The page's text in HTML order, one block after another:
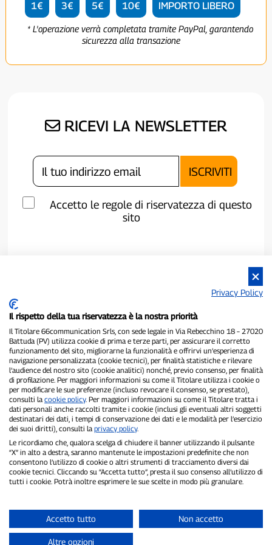
1€ 3€ 5€ 10€ IMPORTO LIBERO
* L'operazione verrà completata tramite PayPal, garantendo
sicurezza alla transazione
RICEVI LA NEWSLETTER
Accetto le regole di riservatezza di questo
sito
P300.it è una Testata Giornalistica indipendente
Registrazione numero 1/2021 del 1/2/2021 - Tribunale di Pavia
Proprietario ed editore:66communication Srls- P.IVA
02798890188
Direttore Responsabile:Alessandro Secchi- Vicedirettore:Federico
Benedusi
Privacy Policy- Cookie Policy
"Se è successo davvero, lo trovi su P300.it"
Copyright © P300.it 2012-2026
Privacy Policy
Il rispetto della tua riservatezza è la nostra priorità
Il Titolare 66communication Srls, con sede legale in Via Rebecchino 18 – 27020
Battuda (PV) utilizza cookie di prima e terze parti, per assicurare il corretto
funzionamento del sito, migliorarne la funzionalità e offrirvi un’esperienza di
navigazione personalizzata (cookie tecnici), per finalità statistiche e rilevare
l’audience del nostro sito (cookie analitici) nonché, previo consenso, per finalità
di profilazione. Per maggiori informazioni su come il Titolare utilizza i cookie o
per modificare le sue preferenze (incluso revocare il consenso, se prestato),
consulti la cookie policy. Per maggiori informazioni su come il Titolare tratta i
dati personali anche raccolti tramite i cookie (inclusi gli eventuali altri soggetti
destinatari dei dati, i tempi di conservazione dei dati e le modalità per l’esercizio
dei suoi diritti), consulti la privacy policy.
Le ricordiamo che, qualora scelga di chiudere il banner utilizzando il pulsante
“X” in alto a destra, saranno mantenute le impostazioni predefinite che non
consentono l’utilizzo di cookie o altri strumenti di tracciamento diversi dai
cookie tecnici. Cliccando su “Accetta tutto”, presta il suo consenso all’utilizzo di
tutti i cookie. Potrà inoltre esprimere le sue scelte in modo più granulare.
Accetto tutto Non accetto
Altre opzioni